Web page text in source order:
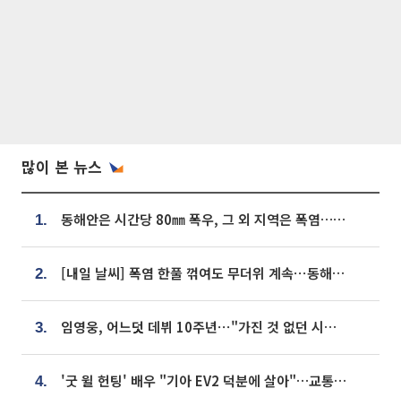
많이 본 뉴스
1. 동해안은 시간당 80㎜ 폭우, 그 외 지역은 폭염…‘극과 극 날씨’
2. [내일 날씨] 폭염 한풀 꺾여도 무더위 계속⋯동해안 이틀 연속 비
3. 임영웅, 어느덧 데뷔 10주년⋯"가진 것 없던 시절, 내 앞엔 20명의 팬뿐"
4. '굿 윌 헌팅' 배우 "기아 EV2 덕분에 살아"…교통사고 후 안전성 극찬